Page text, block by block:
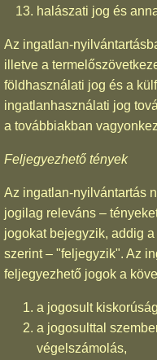
halászati jog és
Az ingatlan-
illetve a
földhasználati jog és a
ingatlanhasználati jog
a továbbiakban
Feljegyezhető tények
Az ingatlan-nyilvántartás
jogilag releváns –
jogokat bejegyzik, addig
szerint – "feljegyzik". Az
feljegyezhető jogok a
a jogosult
a jogosulttal
végelszámolás,